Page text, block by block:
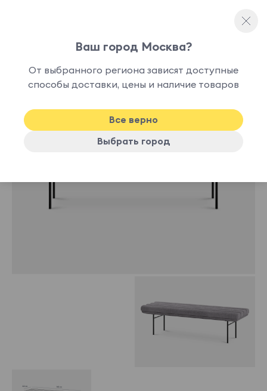
Ваш город Москва?
От выбранного региона зависят доступные
способы доставки, цены и наличие товаров
Все верно
Выбрать город